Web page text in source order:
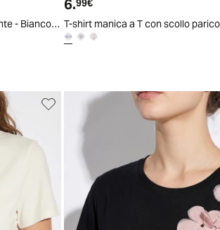
T-shirt giromanica con arriccio elegante - Bianco latte
6.99€
T-shirt manica a T con scollo